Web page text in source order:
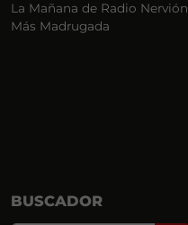
La Mañana de Radio Nervión
Más Madrugada
BUSCADOR